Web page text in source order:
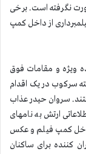
نگرفته است. برخی
از داخل كمپ
دیگر به نماینده ویژه و مقامات فوق
سرکوب در یک اقدام
سروان حیدر عذاب
ارتش به نامهای
داخل کمپ فیلم و عکس
کننده برای ساکنان